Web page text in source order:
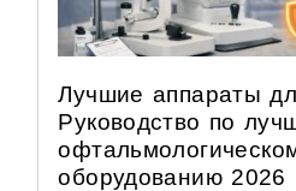
Лучшие аппараты
Руководство по
оборудованию 2026